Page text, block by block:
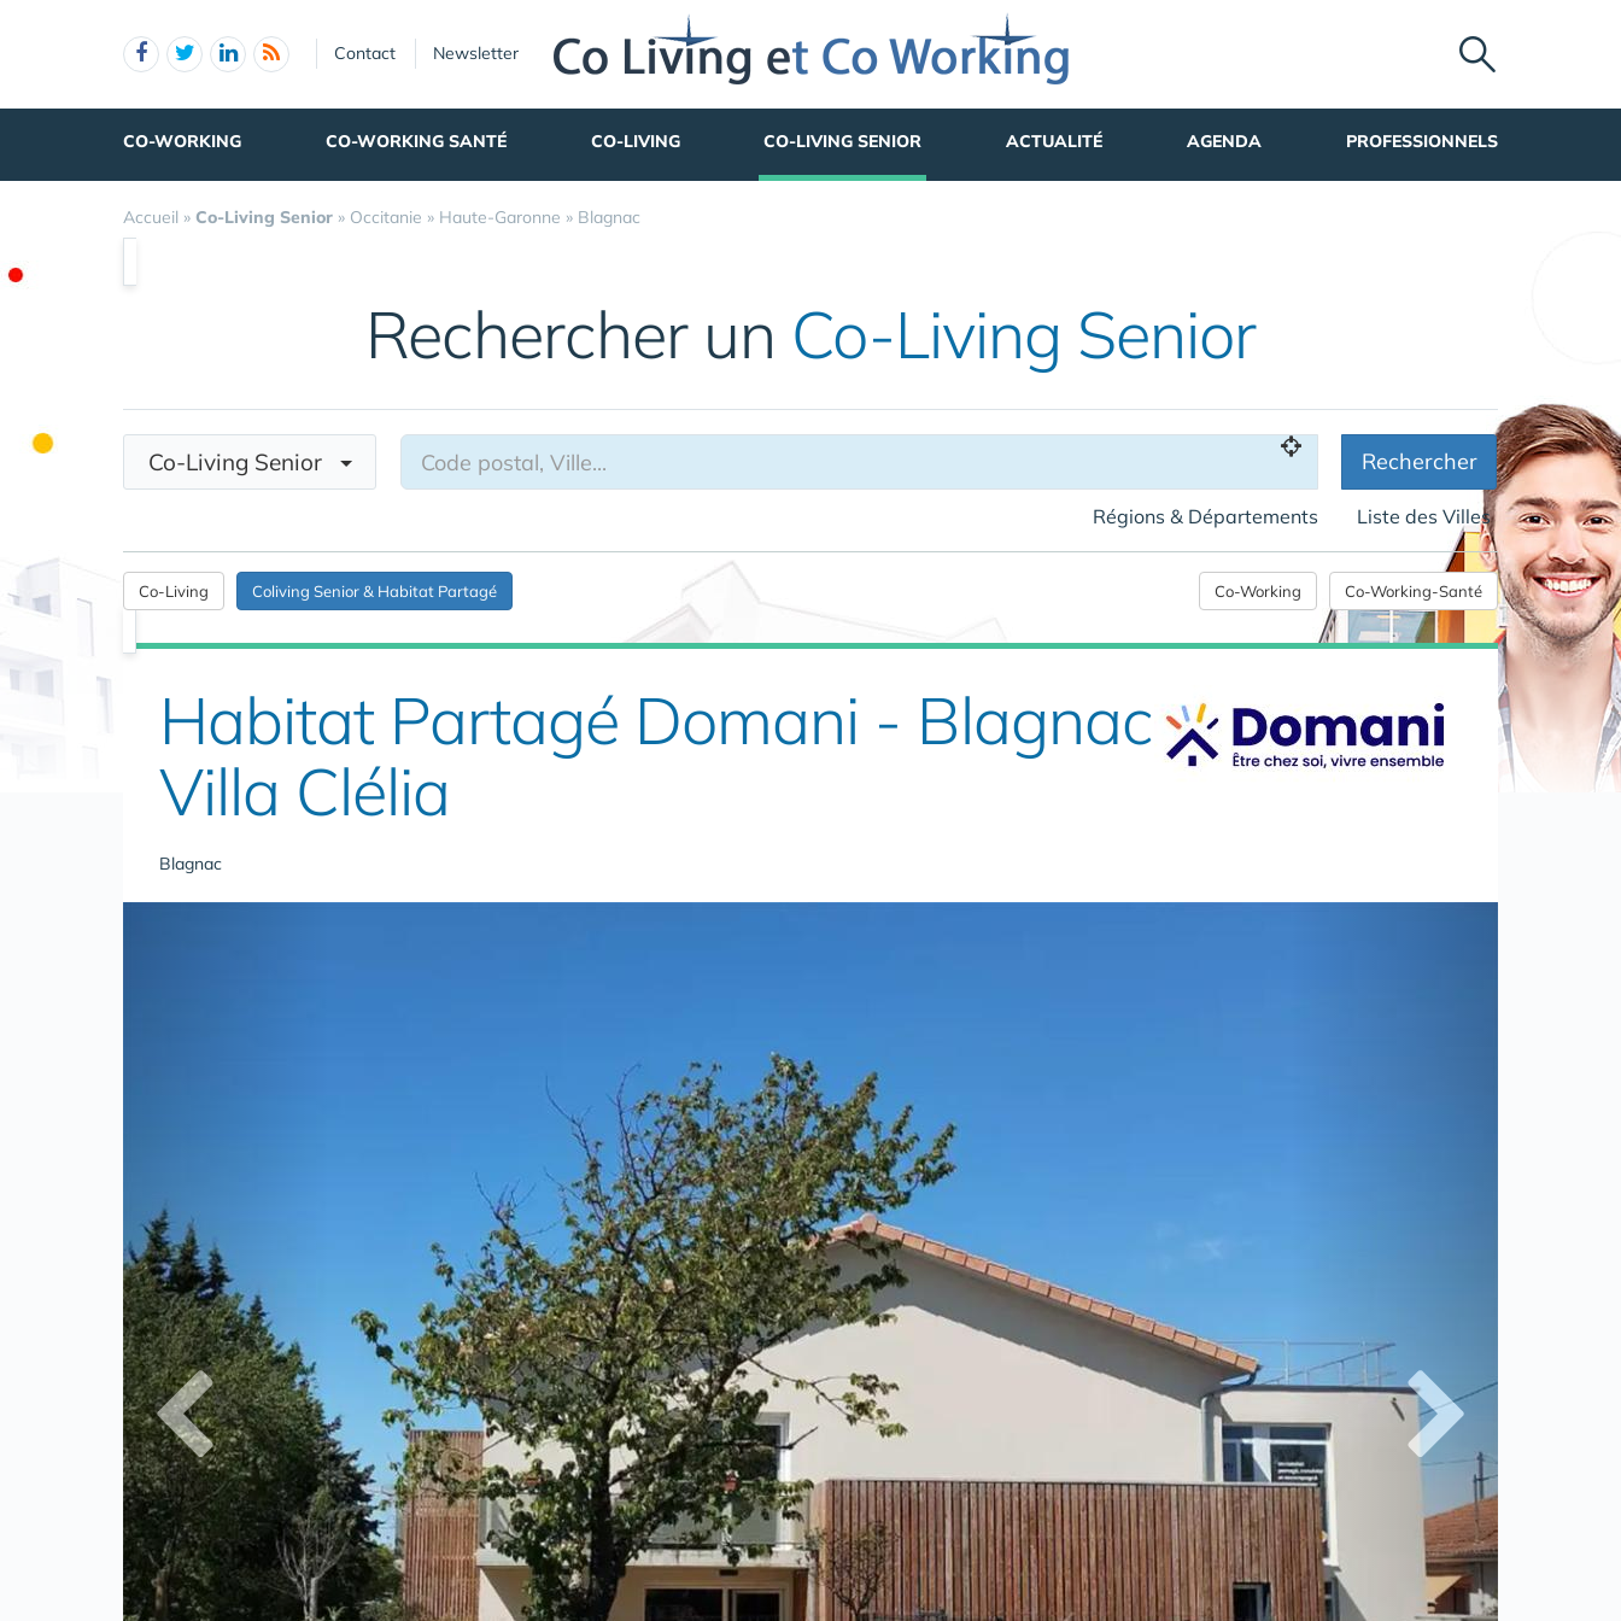
Contact Newsletter
CO-WORKING CO-WORKING SANTÉ CO-LIVING CO-LIVING SENIOR ACTUALITÉ AGENDA PROFESSIONNELS
Accueil » Co-Living Senior » Occitanie » Haute-Garonne » Blagnac
Rechercher un Co-Living Senior
Co-Living Senior Rechercher
Régions & Départements Liste des Villes
Co-Living Coliving Senior & Habitat Partagé Co-Working Co-Working-Santé
Habitat Partagé Domani - Blagnac
Villa Clélia
Blagnac